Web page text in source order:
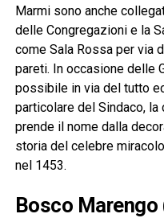
Marmi sono anche
delle Congregazioni e la
come Sala Rossa per via
pareti. In occasione delle
possibile in via del tutto
particolare del Sindaco,
prende il nome dalla
storia del celebre
nel 1453.
Bosco Marengo